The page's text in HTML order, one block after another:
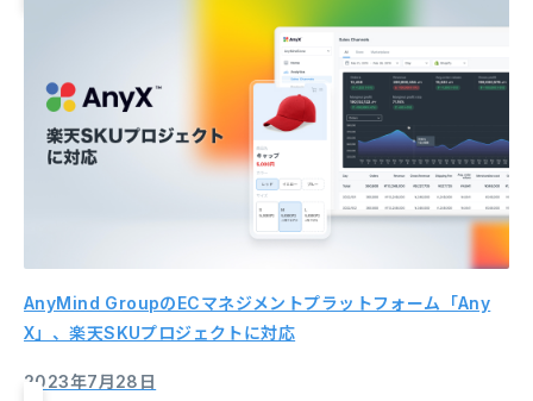
AnyMind GroupのECマネジメントプラットフォーム「Any
X」、楽天SKUプロジェクトに対応
2023年7月28日